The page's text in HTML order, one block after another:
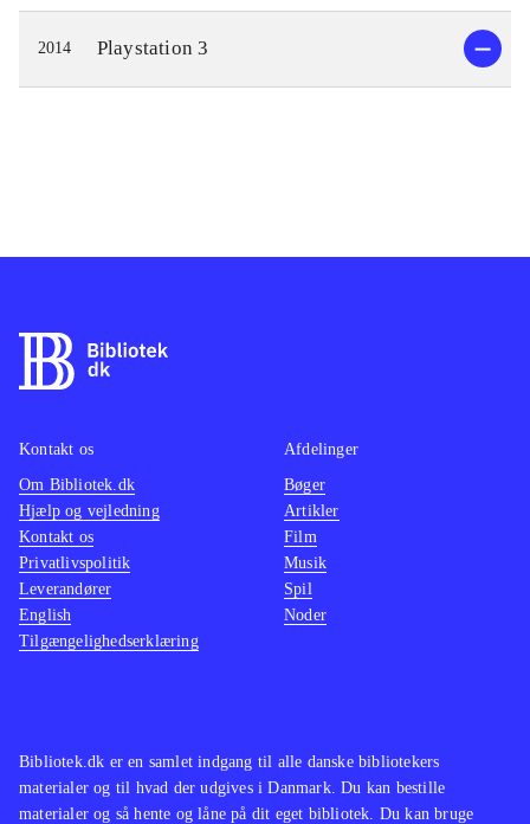
en farlig magisk sang. Gameplay
minder om det fra andre spil i
genren. Man bevæger sig rundt og
kende og forstår opgaven der skal
våben er magiske sange, der øger
chancen for at klare modstanderne
byder på et gennemført mytologisk
mangaunivers. Historien er dog
forholdsvis kompleks, så man skal
bruge tid på at forstå den for at få det
fulde udbytte og affinde sig med
mange lange dialoger. Pegi er 16 og
der er ikon for sex, hvilket dog er ret
serierne Final fantasy og Dragon
quest. Ni no Kuni er et eksempel på
2014 Playstation 3
Bibliotek.dk er en samlet indgang til alle danske bibliotekers
materialer og til hvad der udgives i Danmark. Du kan bestille
materialer og så hente og låne på dit eget bibliotek. Du kan bruge
Kontakt os
Om Bibliotek.dk
Hjælp og vejledning
Kontakt os
Privatlivspolitik
Leverandører
English
Tilgængelighedserklæring
Afdelinger
Bøger
Artikler
Film
Musik
Spil
Noder